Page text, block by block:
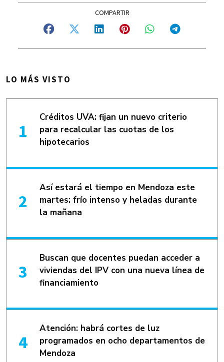
LO MÁS VISTO
Créditos UVA: fijan un nuevo criterio
para recalcular las cuotas de los
hipotecarios
Así estará el tiempo en Mendoza este
martes: frío intenso y heladas durante
la mañana
Buscan que docentes puedan acceder a
viviendas del IPV con una nueva línea de
financiamiento
Atención: habrá cortes de luz
programados en ocho departamentos de
Mendoza